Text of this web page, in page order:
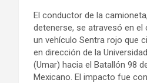
El conductor de la
detenerse, se atravesó en el
un vehículo Sentra rojo que
en dirección de la
(Umar) hacia el Batallón 98
Mexicano. El impacto fue